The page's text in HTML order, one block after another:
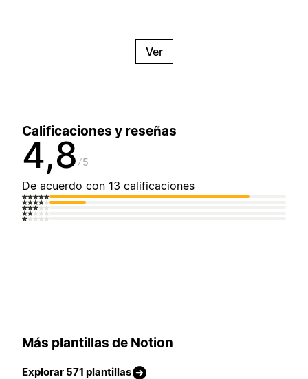
Ver
Calificaciones y reseñas
4,8 5
De acuerdo con 13 calificaciones
Más plantillas de Notion
Explorar 571 plantillas